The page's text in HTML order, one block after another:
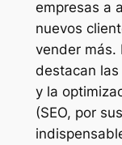
empresas a
nuevos
vender más.
destacan
y la
(SEO, por